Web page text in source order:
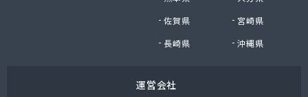
株式会社油直 オートガススタンド
佐賀県
宮崎県
長崎県
沖縄県
運営会社